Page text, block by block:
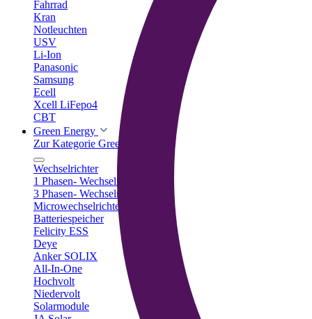
Fahrrad
Kran
Notleuchten
USV
Li-Ion
Panasonic
Samsung
Ecell
Xcell LiFepo4
CBT
Green Energy
Zur Kategorie Green Energy
Wechselrichter
1 Phasen- Wechselrichter
3 Phasen- Wechselrichter
Microwechselrichter
Batteriespeicher
Felicity ESS
Deye
Anker SOLIX
All-In-One
Hochvolt
Niedervolt
Solarmodule